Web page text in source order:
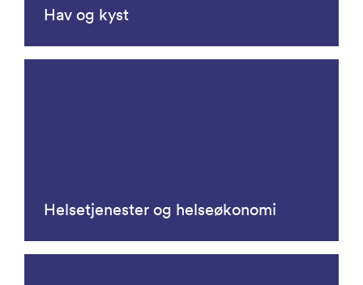
Hav og kyst
Helsetjenester og helseøkonomi